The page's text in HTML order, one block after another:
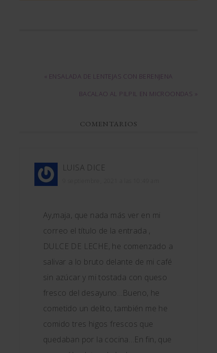
« ENSALADA DE LENTEJAS CON BERENJENA
BACALAO AL PILPIL EN MICROONDAS »
COMENTARIOS
LUISA DICE
Ay,maja, que nada más ver en mi
correo el título de la entrada ,
DULCE DE LECHE, he comenzado a
salivar a lo bruto delante de mi café
sin azúcar y mi tostada con queso
fresco del desayuno…Bueno, he
cometido un delito, también me he
comido tres higos frescos que
quedaban por la cocina…En fin, que